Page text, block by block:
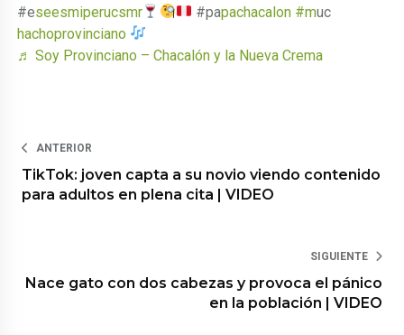
#eseesmiperucsmr #papachacalon #muc
hachoprovinciano
♬ Soy Provinciano – Chacalón y la Nueva Crema
ANTERIOR
TikTok: joven capta a su novio viendo contenido
para adultos en plena cita | VIDEO
SIGUIENTE
Nace gato con dos cabezas y provoca el pánico
en la población | VIDEO